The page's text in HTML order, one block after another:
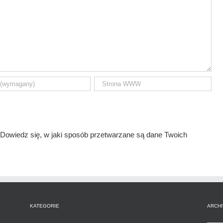
Dowiedz się, w jaki sposób przetwarzane są dane Twoich
KATEGORIE